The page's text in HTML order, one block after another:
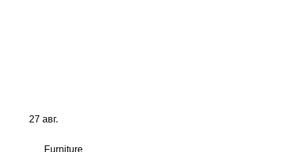
27авг.
Furniture